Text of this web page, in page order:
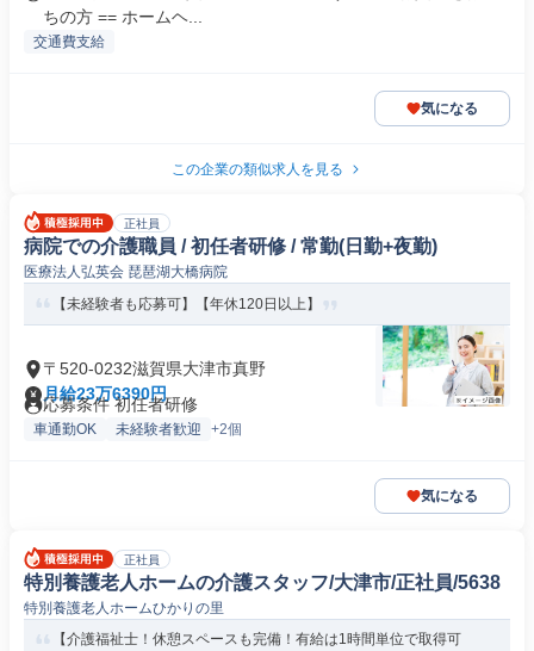
ちの方 == ホームヘ...
交通費支給
気になる
この企業の類似求人を見る
正社員
病院での介護職員 / 初任者研修 / 常勤(日勤+夜勤)
医療法人弘英会 琵琶湖大橋病院
【未経験者も応募可】【年休120日以上】
〒520-0232滋賀県大津市真野
月給23万6390円
応募条件 初任者研修
車通勤OK 未経験者歓迎 +2個
気になる
正社員
特別養護老人ホームの介護スタッフ/大津市/正社員/5638
特別養護老人ホームひかりの里
【介護福祉士！休憩スペースも完備！有給は1時間単位で取得可